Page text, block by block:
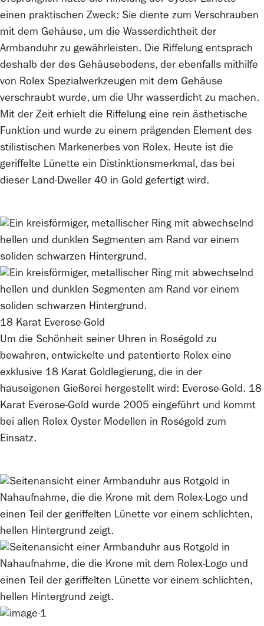
einen praktischen Zweck: Sie diente zum Verschrauben
mit dem Gehäuse­, um die Wasserdichtheit der
Armbanduhr zu gewährleisten. Die Riffelung entsprach
deshalb der des Gehäuse­bodens, der ebenfalls mithilfe
von Rolex Spezial­werkzeugen mit dem Gehäuse
verschraubt wurde, um die Uhr wasserdicht zu machen.
Mit der Zeit erhielt die Riffelung eine rein ästhetische
Funktion und wurde zu einem prägenden Element des
stilistischen Markenerbes von Rolex. Heute ist die
geriffelte Lünette ein Distinktions­merkmal, das bei
dieser Land-Dweller 40 in Gold gefertigt wird.
18 Karat Everose-Gold
Um die Schönheit seiner Uhren in Roségold zu
bewahren, entwickelte und patentierte Rolex eine
exklusive 18 Karat Goldlegierung, die in der
hauseigenen Gießerei hergestellt wird: Everose-Gold. 18
Karat Everose-Gold wurde 2005 eingeführt und kommt
bei allen Rolex Oyster Modellen in Roségold zum
Einsatz.